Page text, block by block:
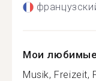
Мои
Musik, Freizeit,